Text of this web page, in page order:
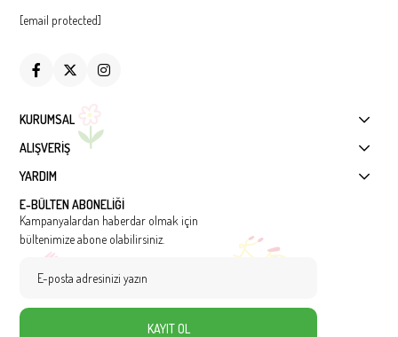
[email protected]
KURUMSAL
ALIŞVERİŞ
YARDIM
E-BÜLTEN ABONELİĞİ
Kampanyalardan haberdar olmak için
bültenimize abone olabilirsiniz.
KAYIT OL